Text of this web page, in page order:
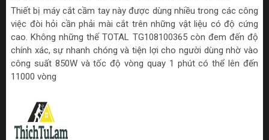
Thiết bị máy cắt cầm tay này được dùng nhiều trong các công
việc đòi hỏi cần phải mài cắt trên những vật liệu có độ cứng
cao. Không những thế TOTAL TG108100365 còn đem đến độ
chính xác, sự nhanh chóng và tiện lợi cho người dùng nhờ vào
công suất 850W và tốc độ vòng quay 1 phút có thể lên đến
11000 vòng